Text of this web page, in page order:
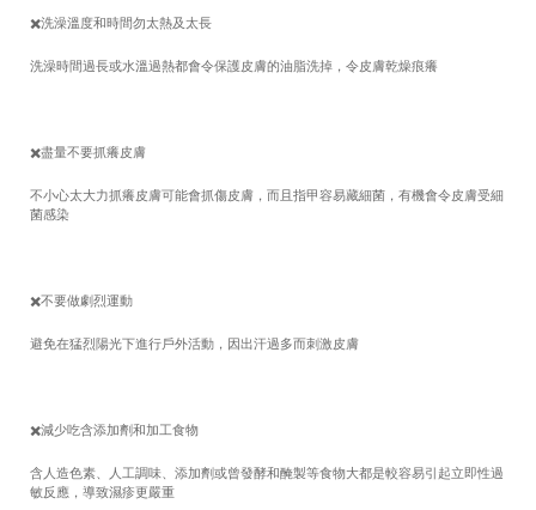
✖️洗澡溫度和時間勿太熱及太長
洗澡時間過長或水溫過熱都會令保護皮膚的油脂洗掉，令皮膚乾燥痕癢
✖️盡量不要抓癢皮膚
不小心太大力抓癢皮膚可能會抓傷皮膚，而且指甲容易藏細菌，有機會令皮膚受細
菌感染
✖️不要做劇烈運動
避免在猛烈陽光下進行戶外活動，因出汗過多而刺激皮膚
✖️減少吃含添加劑和加工食物
含人造色素、人工調味、添加劑或曾發酵和醃製等食物大都是較容易引起立即性過
敏反應，導致濕疹更嚴重